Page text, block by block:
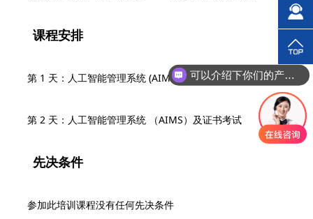
课程安排
第 1 天：人工智能管理系统 (AIMS) 和 ISO/IEC 42001 简介
第 2 天：人工智能管理系统 （AIMS）及证书考试
先决条件
参加此培训课程没有任何先决条件
可以介绍下你们的产品么？